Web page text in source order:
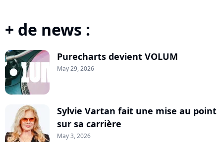
+ de news :
Purecharts devient VOLUM
May 29, 2026
Sylvie Vartan fait une mise au point
sur sa carrière
May 3, 2026